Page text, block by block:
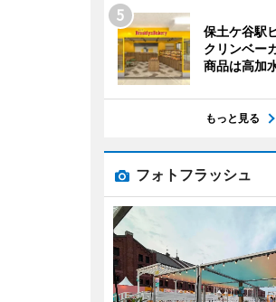
保土ケ谷駅
クリンベー
商品は高加
もっと見る
フォトフラッシュ